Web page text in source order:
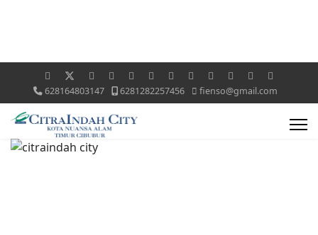
628164803147 6281282257456 fienso@gmail.com